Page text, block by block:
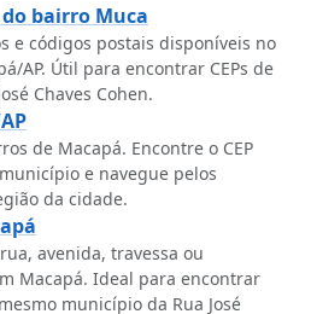
do bairro Muca
e códigos postais disponíveis no
AP. Útil para encontrar CEPs de
Chaves Cohen.
de Macapá. Encontre o CEP
e navegue pelos
da cidade.
avenida, travessa ou
Macapá. Ideal para encontrar
município da Rua José